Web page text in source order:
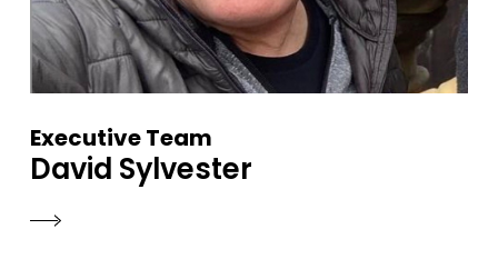
Executive Team
David Sylvester